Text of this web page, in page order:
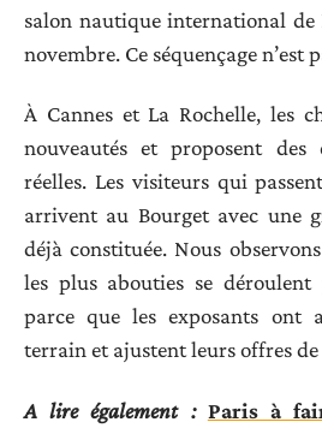
salon nautique international
novembre. Ce séquençage n’est
À Cannes et La Rochelle, les
nouveautés et proposent des
réelles. Les visiteurs qui
arrivent au Bourget avec une
déjà constituée. Nous
les plus abouties se déroulent
parce que les exposants ont
terrain et ajustent leurs offres de
A lire également : Paris à